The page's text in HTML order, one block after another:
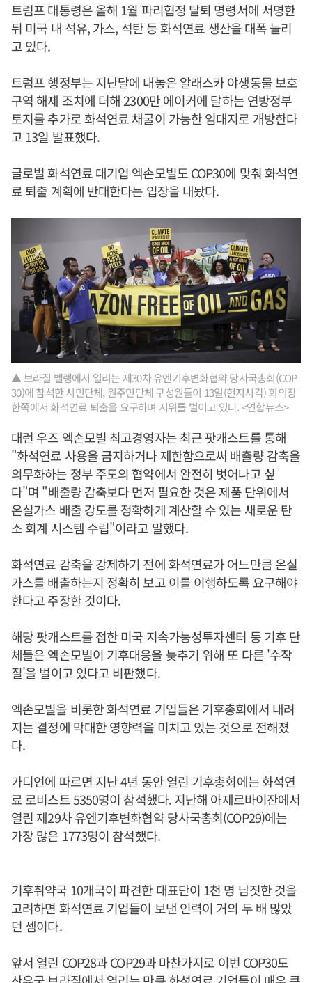
트럼프 대통령은 올해 1월 파리협정 탈퇴 명령서에 서명한
뒤 미국 내 석유, 가스, 석탄 등 화석연료 생산을 대폭 늘리
고 있다.
트럼프 행정부는 지난달에 내놓은 알래스카 야생동물 보호
구역 해제 조치에 더해 2300만 에이커에 달하는 연방정부
토지를 추가로 화석연료 채굴이 가능한 임대지로 개방한다
고 13일 발표했다.
글로벌 화석연료 대기업 엑손모빌도 COP30에 맞춰 화석연
료 퇴출 계획에 반대한다는 입장을 내놨다.
▲ 브라질 벨렝에서 열리는 제30차 유엔기후변화협약 당사국총회(COP
30)에 참석한 시민단체, 원주민단체 구성원들이 13일(현지시각) 회의장
한쪽에서 화석연료 퇴출을 요구하며 시위를 벌이고 있다. <연합뉴스>
대런 우즈 엑손모빌 최고경영자는 최근 팟캐스트를 통해
"화석연료 사용을 금지하거나 제한함으로써 배출량 감축을
의무화하는 정부 주도의 협약에서 완전히 벗어나고 싶
다"며 "배출량 감축보다 먼저 필요한 것은 제품 단위에서
온실가스 배출 강도를 정확하게 계산할 수 있는 새로운 탄
소 회계 시스템 수립"이라고 말했다.
화석연료 감축을 강제하기 전에 화석연료가 어느만큼 온실
가스를 배출하는지 정확히 보고 이를 이행하도록 요구해야
한다고 주장한 것이다.
해당 팟캐스트를 접한 미국 지속가능성투자센터 등 기후 단
체들은 엑손모빌이 기후대응을 늦추기 위해 또 다른 '수작
질'을 벌이고 있다고 비판했다.
엑손모빌을 비롯한 화석연료 기업들은 기후총회에서 내려
지는 결정에 막대한 영향력을 미치고 있는 것으로 전해졌
다.
가디언에 따르면 지난 4년 동안 열린 기후총회에는 화석연
료 로비스트 5350명이 참석했다. 지난해 아제르바이잔에서
열린 제29차 유엔기후변화협약 당사국총회(COP29)에는
가장 많은 1773명이 참석했다.
기후취약국 10개국이 파견한 대표단이 1천 명 남짓한 것을
고려하면 화석연료 기업들이 보낸 인력이 거의 두 배 많았
던 셈이다.
앞서 열린 COP28과 COP29과 마찬가지로 이번 COP30도